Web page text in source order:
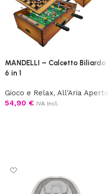
MANDELLI – Calcetto Biliardo
6 in 1
Gioco e Relax, All'Aria Aperta
54,90 € IVA Incl.